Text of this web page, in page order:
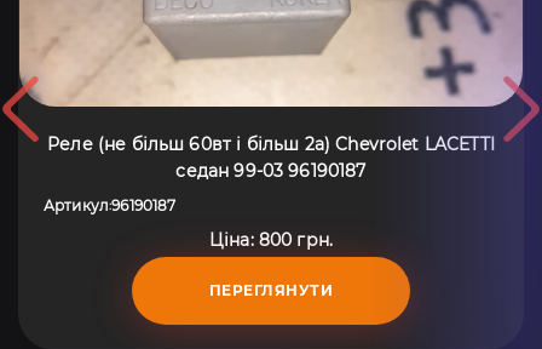
Реле (не більш 60вт і більш 2а) Chevrolet LACETTI
седан 99-03 96190187
Артикул:96190187
Ціна: 800 грн.
ПЕРЕГЛЯНУТИ